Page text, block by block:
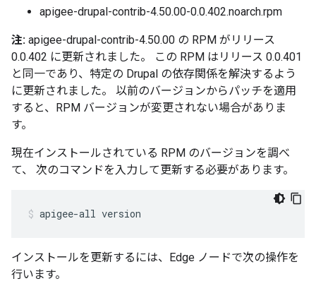
apigee-drupal-contrib-4.50.00-0.0.402.noarch.rpm
注: apigee-drupal-contrib-4.50.00 の RPM がリリース
0.0.402 に更新されました。 この RPM はリリース 0.0.401
と同一であり、特定の Drupal の依存関係を解決するよう
に更新されました。 以前のバージョンからパッチを適用
すると、RPM バージョンが変更されない場合がありま
す。
現在インストールされている RPM のバージョンを調べ
て、 次のコマンドを入力して更新する必要があります。
apigee-all version
インストールを更新するには、Edge ノードで次の操作を
行います。